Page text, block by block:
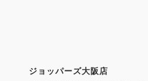
ジョッパーズ大阪店